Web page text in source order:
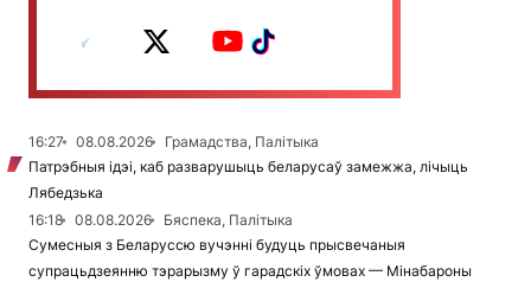
16:27 08.08.2026
Грамадства, Палітыка
Патрэбныя ідэі, каб разварушыць беларусаў замежжа, лічыць
Лябедзька
16:18
08.08.2026
Бяспека, Палітыка
Сумесныя з Беларуссю вучэнні будуць прысвечаныя
супрацьдзеянню тэрарызму ў гарадскіх ўмовах — Мінабароны